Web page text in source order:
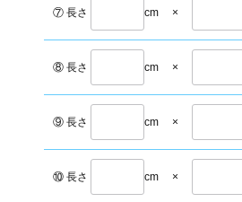
⑦ 長さ cm ×
⑧ 長さ cm ×
⑨ 長さ cm ×
⑩ 長さ cm ×